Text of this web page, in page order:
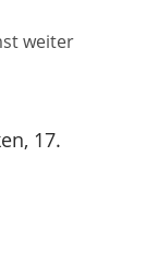
weiter
17.